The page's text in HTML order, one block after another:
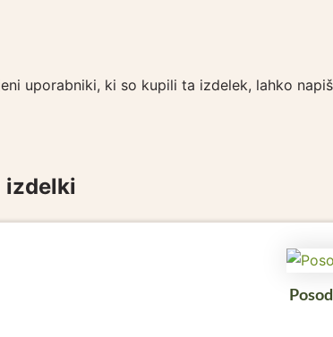
uporabniki, ki so kupili ta izdelek, lahko
izdelki